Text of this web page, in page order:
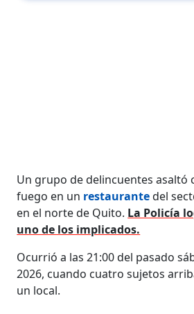
Un grupo de delincuentes asaltó
fuego en un restaurantedel
en el norte de Quito. La Policía
uno de los implicados.
Ocurrió a las 21:00 del pasado
2026, cuando cuatro sujetos
un local.